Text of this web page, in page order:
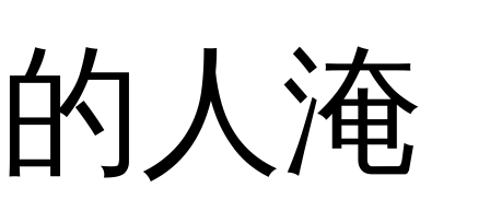
的人淹